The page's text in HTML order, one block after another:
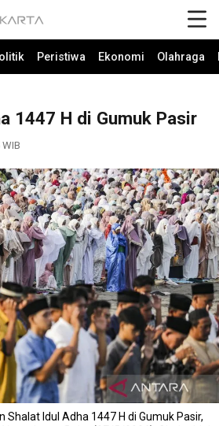
Peristiwa Ekonomi Olahraga
1447 H di Gumuk Pasir
Idul Adha 1447 H di Gumuk Pasir,